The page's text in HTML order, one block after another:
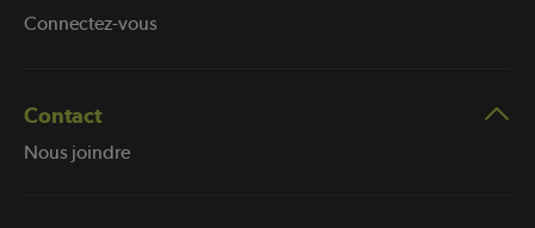
Connectez-vous
Contact
Nous joindre